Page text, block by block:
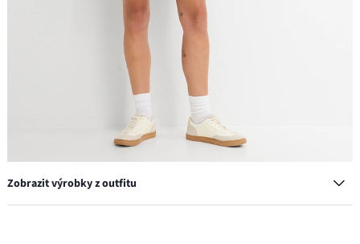
Zobrazit výrobky z outfitu